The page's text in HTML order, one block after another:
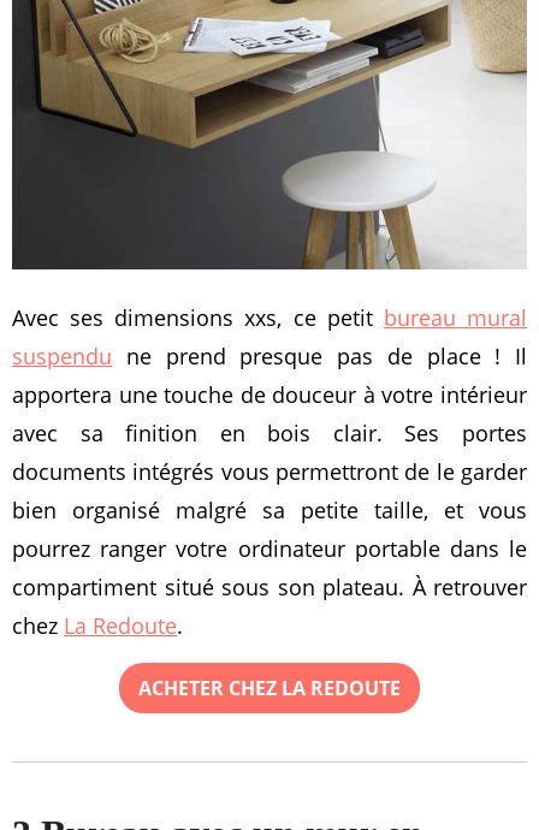
Avec ses dimensions xxs, ce petit bureau mural
suspendu ne prend presque pas de place ! Il
apportera une touche de douceur à votre intérieur
avec sa finition en bois clair. Ses portes
documents intégrés vous permettront de le garder
bien organisé malgré sa petite taille, et vous
pourrez ranger votre ordinateur portable dans le
compartiment situé sous son plateau. À retrouver
chez La Redoute.
ACHETER CHEZ LA REDOUTE